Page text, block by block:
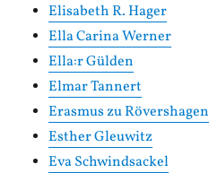
Elisabeth R. Hager
Ella Carina Werner
Ella:r Gülden
Elmar Tannert
Erasmus zu Rövershagen
Esther Gleuwitz
Eva Schwindsackel